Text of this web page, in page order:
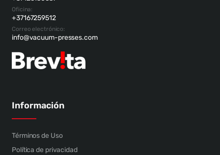
Oficina:
+37167259512
Correo electrónico:
info@vacuum-presses.com
Información
Términos de Uso
Política de privacidad